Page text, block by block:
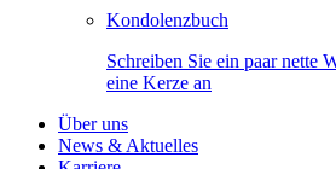
Kondolenzbuch
Schreiben Sie ein paar nette
eine Kerze an
Über uns
News & Aktuelles